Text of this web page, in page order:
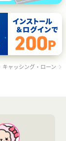
キャッシング・ローン